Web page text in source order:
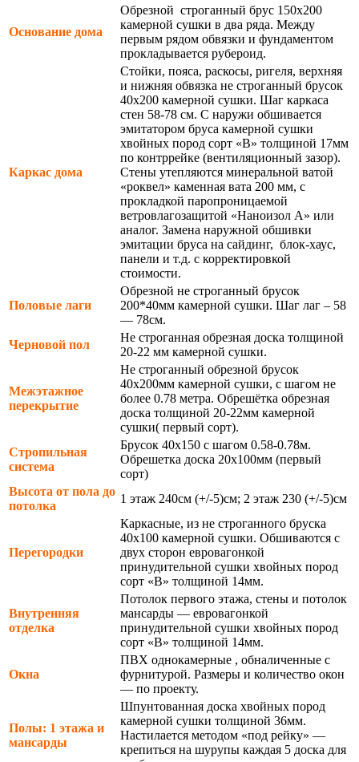
Основание дома
Обрезной строганный брус 150х200
камерной сушки в два ряда. Между
первым рядом обвязки и фундаментом
прокладывается рубероид.
Каркас дома
Стойки, пояса, раскосы, ригеля, верхняя
и нижняя обвязка не строганный брусок
40х200 камерной сушки. Шаг каркаса
стен 58-78 см. С наружи обшивается
эмитатором бруса камерной сушки
хвойных пород сорт «В» толщиной 17мм
по контррейке (вентиляционный зазор).
Стены утепляются минеральной ватой
«роквел» каменная вата 200 мм, с
прокладкой паропроницаемой
ветровлагозащитой «Наноизол А» или
аналог. Замена наружной обшивки
эмитации бруса на сайдинг, блок-хаус,
панели и т.д. с корректировкой
стоимости.
Половые лаги
Обрезной не строганный брусок
200*40мм камерной сушки. Шаг лаг – 58
— 78см.
Черновой пол
Не строганная обрезная доска толщиной
20-22 мм камерной сушки.
Межэтажное
перекрытие
Не строганный обрезной брусок
40х200мм камерной сушки, с шагом не
более 0.78 метра. Обрешётка обрезная
доска толщиной 20-22мм камерной
сушки( первый сорт).
Стропильная
система
Брусок 40х150 с шагом 0.58-0.78м.
Обрешетка доска 20х100мм (первый
сорт)
Высота от пола до
потолка
1 этаж 240см (+/-5)см; 2 этаж 230 (+/-5)см
Перегородки
Каркасные, из не строганного бруска
40х100 камерной сушки. Обшиваются с
двух сторон евровагонкой
принудительной сушки хвойных пород
сорт «В» толщиной 14мм.
Внутренняя
отделка
Потолок первого этажа, стены и потолок
мансарды — евровагонкой
принудительной сушки хвойных пород
сорт «В» толщиной 14мм.
Окна
ПВХ однокамерные , обналиченные с
фурнитурой. Размеры и количество окон
— по проекту.
Полы: 1 этажа и
мансарды
Шпунтованная доска хвойных пород
камерной сушки толщиной 36мм.
Настилается методом «под рейку» —
крепиться на шурупы каждая 5 доска для